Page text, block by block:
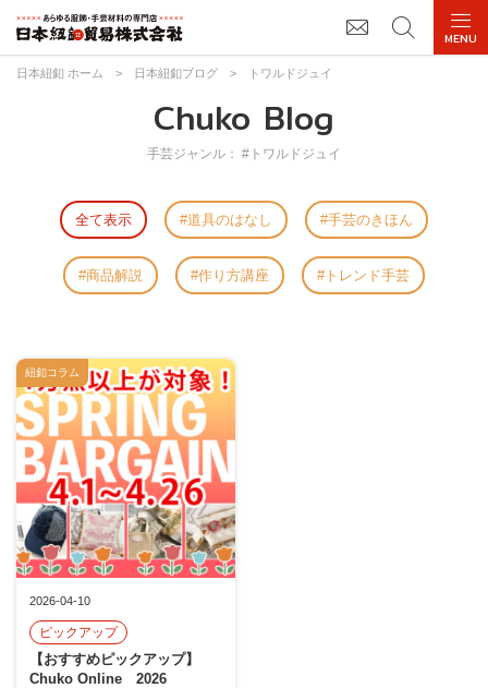
日本紐釦 ホーム > 日本紐釦ブログ > トワルドジュイ
Chuko Blog
手芸ジャンル： #トワルドジュイ
全て表示 道具のはなし 手芸のきほん
商品解説 作り方講座 トレンド手芸
2026-04-10
ピックアップ
【おすすめピックアップ】
Chuko Online 2026
紐釦コラム